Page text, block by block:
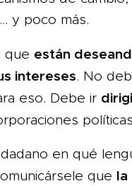
y poco más.
que están
intereses. No
eso. Debe ir
en qué
que la